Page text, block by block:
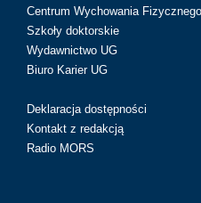
Centrum Wychowania
Szkoły doktorskie
Wydawnictwo UG
Biuro Karier UG
Deklaracja dostępności
Kontakt z redakcją
Radio MORS